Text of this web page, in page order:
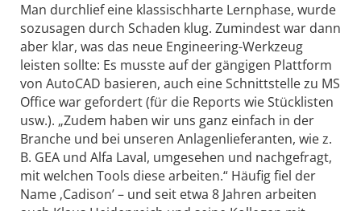
Man durchlief eine klassischharte Lernphase, wurde
sozusagen durch Schaden klug. Zumindest war dann
aber klar, was das neue Engineering-Werkzeug
leisten sollte: Es musste auf der gängigen Plattform
von AutoCAD basieren, auch eine Schnittstelle zu MS
Office war gefordert (für die Reports wie Stücklisten
usw.). „Zudem haben wir uns ganz einfach in der
Branche und bei unseren Anlagenlieferanten, wie z.
B. GEA und Alfa Laval, umgesehen und nachgefragt,
mit welchen Tools diese arbeiten.“ Häufig fiel der
Name ‚Cadison’ – und seit etwa 8 Jahren arbeiten